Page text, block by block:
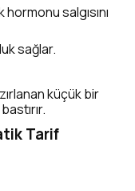
salgısını
sağlar.
küçük bir
Tarif